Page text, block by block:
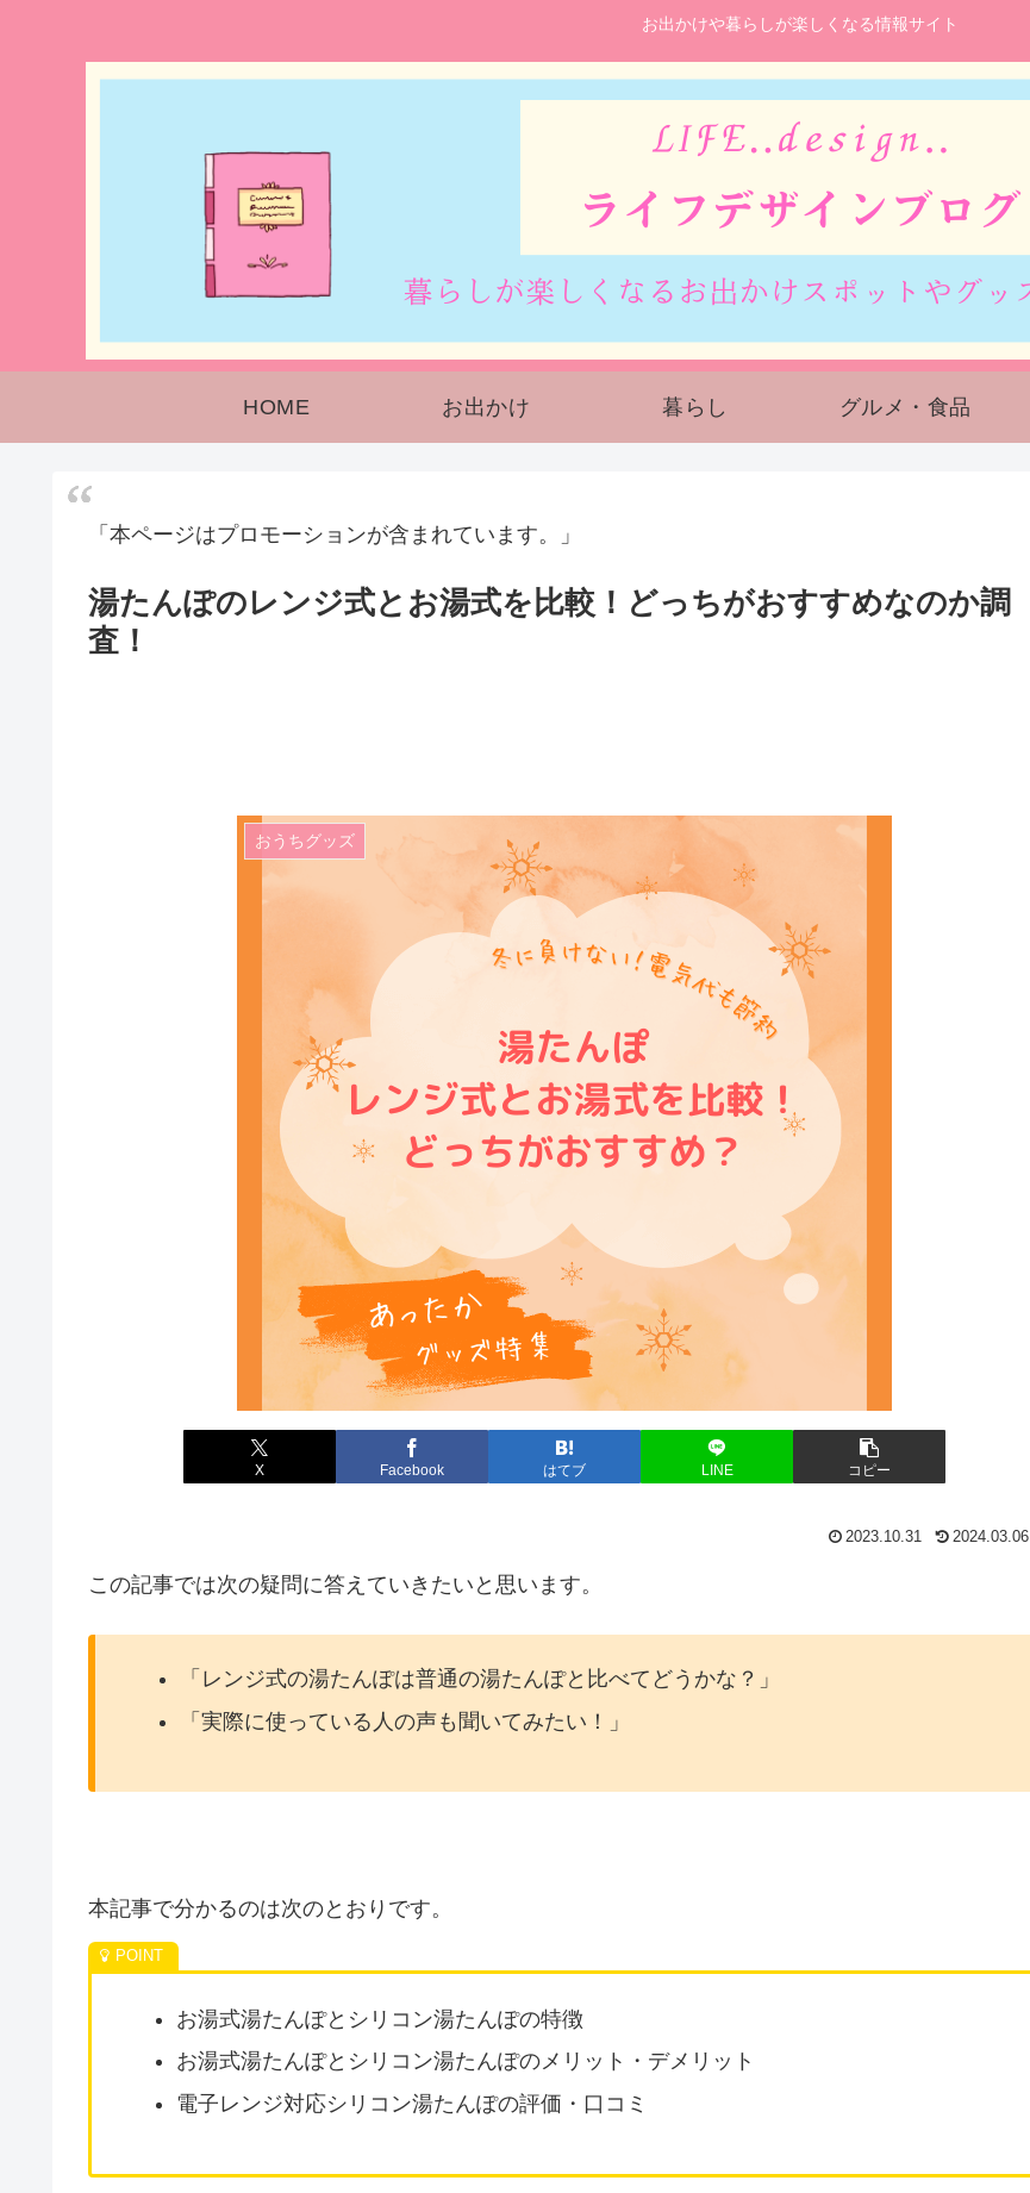
お出かけや暮らしが楽しくなる情報サイト
HOME お出かけ 暮らし グルメ・食品
「本ページはプロモーションが含まれています。」
湯たんぽのレンジ式とお湯式を比較！どっちがおすすめなのか調
査！
おうちグッズ
X Facebook はてブ LINE コピー
2023.10.31 2024.03.06
この記事では次の疑問に答えていきたいと思います。
「レンジ式の湯たんぽは普通の湯たんぽと比べてどうかな？」
「実際に使っている人の声も聞いてみたい！」
本記事で分かるのは次のとおりです。
お湯式湯たんぽとシリコン湯たんぽの特徴
お湯式湯たんぽとシリコン湯たんぽのメリット・デメリット
電子レンジ対応シリコン湯たんぽの評価・口コミ